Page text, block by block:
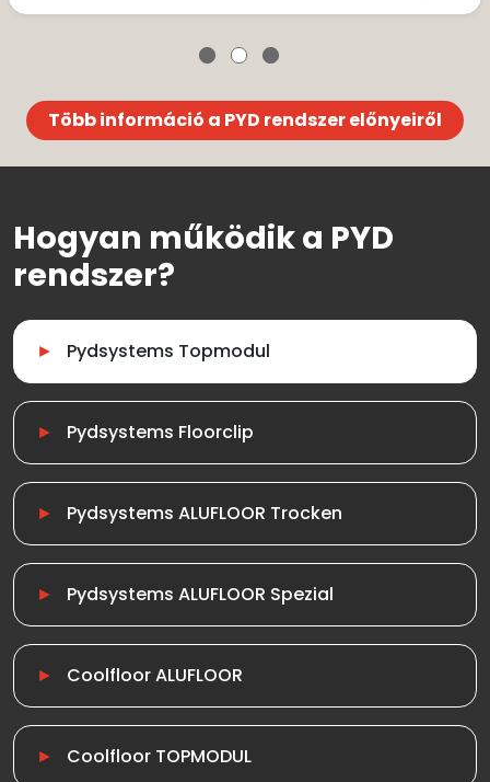
Több információ a PYD rendszer előnyeiről
Hogyan működik a PYD
rendszer?
Pydsystems Topmodul
Pydsystems Floorclip
Pydsystems ALUFLOOR Trocken
Pydsystems ALUFLOOR Spezial
Coolfloor ALUFLOOR
Coolfloor TOPMODUL